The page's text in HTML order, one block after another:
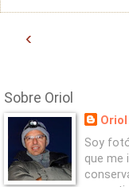
‹
Sobre Oriol
Soy
que me